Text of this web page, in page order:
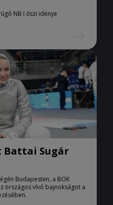
NB I őszi idénye
Battai Sugár
Budapesten, a BOK
országos vívó bajnokságot a